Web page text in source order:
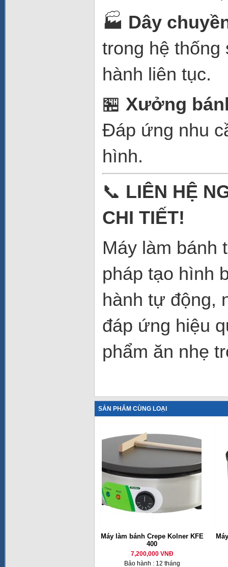
🏭 Dây
trong hệ thống
hành liên tục.
🏪 Xưởng
Đáp ứng nhu
hình.
📞 LIÊN HỆ
CHI TIẾT!
Máy làm bánh
pháp tạo hình
hành tự động,
đáp ứng hiệu
phẩm ăn nhẹ
SẢN PHẨM CÙNG LOẠI
Máy làm bánh Crepe Kolner KFE
400
7,200,000 VNĐ
Bảo hành : 12 tháng